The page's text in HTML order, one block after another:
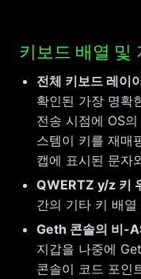
키보드 배열 및
전체 키보드 레이
확인된 가장 명확
전송 시점에 OS
스템이 키를 재매
캡에 표시된 문자
QWERTZ y/z 키
간의 기타 키 배열
Geth 콘솔의 비-
지갑을 나중에
콘솔이 코드 포인